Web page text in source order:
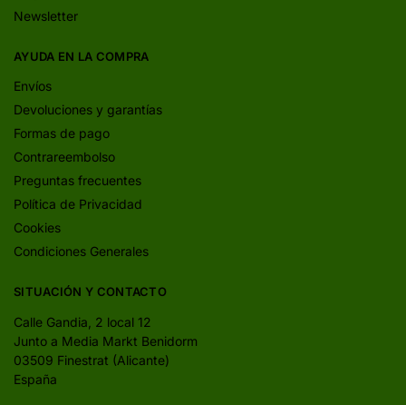
Newsletter
AYUDA EN LA COMPRA
Envíos
Devoluciones y garantías
Formas de pago
Contrareembolso
Preguntas frecuentes
Política de Privacidad
Cookies
Condiciones Generales
SITUACIÓN Y CONTACTO
Calle Gandia, 2 local 12
Junto a Media Markt Benidorm
03509 Finestrat (Alicante)
España